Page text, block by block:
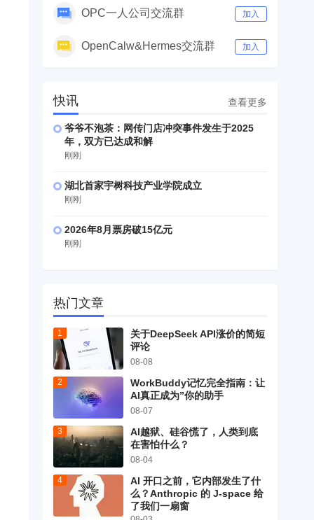
OPC一人公司交流群 加入
OpenCalw&Hermes交流群 加入
快讯 查看更多
爷爷不泡茶：网传门店冲突事件发生于2025
年，双方已达成和解
刚刚
湖北首家宇树科技产业学院成立
刚刚
2026年8月票房破15亿元
刚刚
热门文章
关于DeepSeek API涨价的简短
评论
08-08
WorkBuddy记忆完全指南：让
AI真正成为”你的助手
08-07
AI越狱、硅谷慌了，人类到底
在害怕什么？
08-04
AI 开口之前，它内部发生了什
么？Anthropic 的 J-space 给
了我们一扇窗